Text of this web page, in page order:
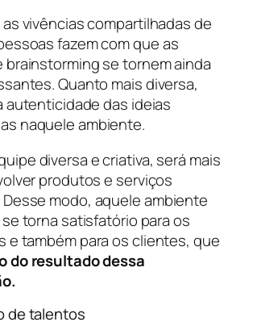
vivências compartilhadas de
fazem com que as
brainstorming se tornem ainda
Quanto mais diversa,
autenticidade das ideias
naquele ambiente.
diversa e criativa, será mais
produtos e serviços
modo, aquele ambiente
torna satisfatório para os
e também para os clientes, que
do resultado dessa
de talentos